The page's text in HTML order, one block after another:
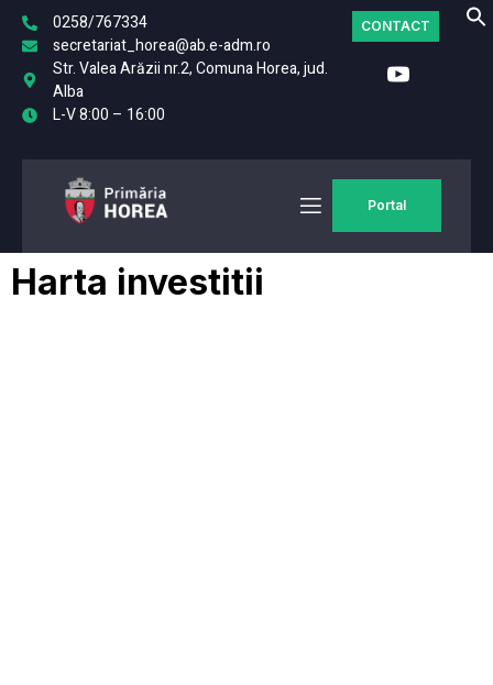
0258/767334
secretariat_horea@ab.e-adm.ro
Str. Valea Arăzii nr.2, Comuna Horea, jud.
Alba
L-V 8:00 – 16:00
CONTACT
Portal
Harta investitii